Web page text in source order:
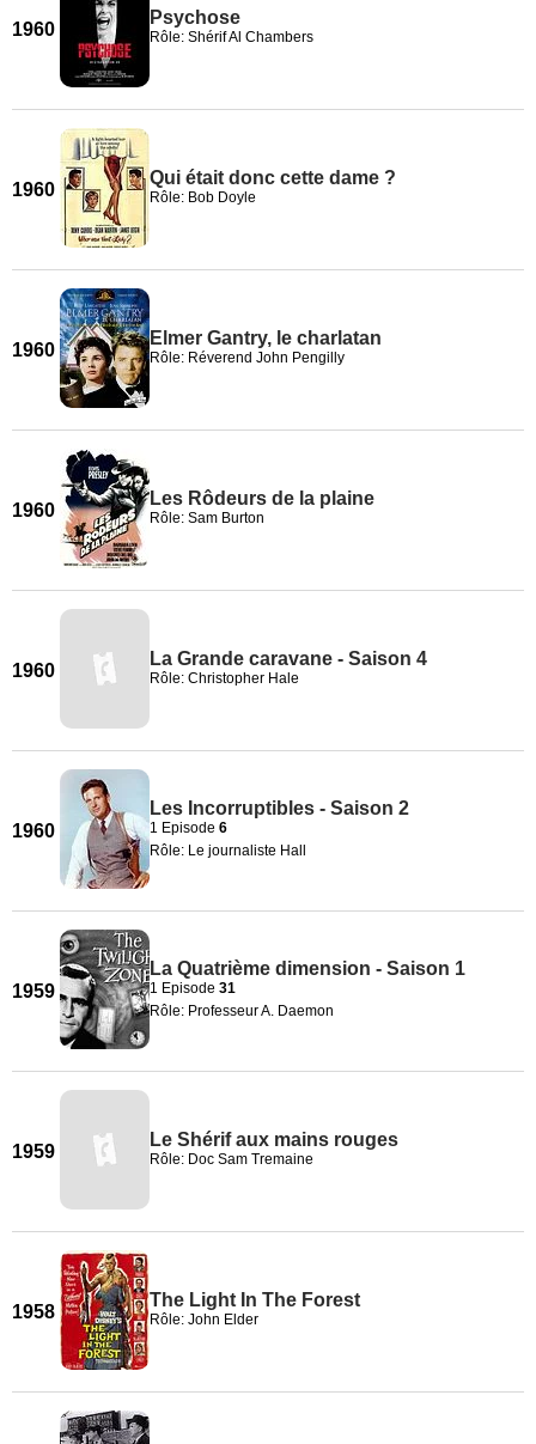
1960
Psychose
Rôle: Shérif Al Chambers
1960
Qui était donc cette dame ?
Rôle: Bob Doyle
1960
Elmer Gantry, le charlatan
Rôle: Réverend John Pengilly
1960
Les Rôdeurs de la plaine
Rôle: Sam Burton
1960
La Grande caravane - Saison 4
Rôle: Christopher Hale
1960
Les Incorruptibles - Saison 2
1 Episode 6
Rôle: Le journaliste Hall
1959
La Quatrième dimension - Saison 1
1 Episode 31
Rôle: Professeur A. Daemon
1959
Le Shérif aux mains rouges
Rôle: Doc Sam Tremaine
1958
The Light In The Forest
Rôle: John Elder